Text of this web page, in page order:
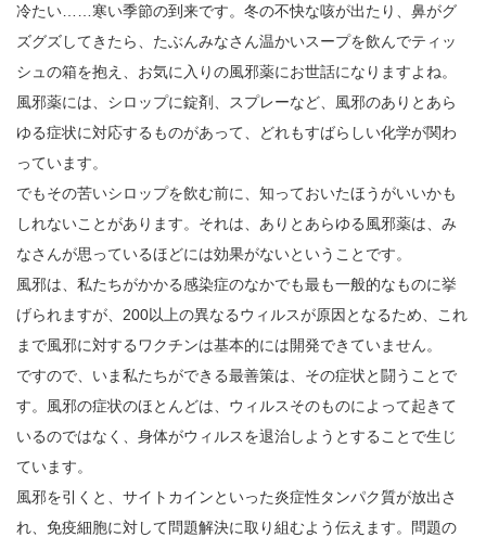
冷たい……寒い季節の到来です。冬の不快な咳が出たり、鼻がグ
ズグズしてきたら、たぶんみなさん温かいスープを飲んでティッ
シュの箱を抱え、お気に入りの風邪薬にお世話になりますよね。
風邪薬には、シロップに錠剤、スプレーなど、風邪のありとあら
ゆる症状に対応するものがあって、どれもすばらしい化学が関わ
っています。
でもその苦いシロップを飲む前に、知っておいたほうがいいかも
しれないことがあります。それは、ありとあらゆる風邪薬は、み
なさんが思っているほどには効果がないということです。
風邪は、私たちがかかる感染症のなかでも最も一般的なものに挙
げられますが、200以上の異なるウィルスが原因となるため、これ
まで風邪に対するワクチンは基本的には開発できていません。
ですので、いま私たちができる最善策は、その症状と闘うことで
す。風邪の症状のほとんどは、ウィルスそのものによって起きて
いるのではなく、身体がウィルスを退治しようとすることで生じ
ています。
風邪を引くと、サイトカインといった炎症性タンパク質が放出さ
れ、免疫細胞に対して問題解決に取り組むよう伝えます。問題の